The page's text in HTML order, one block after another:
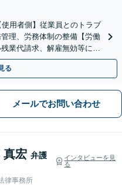
使用者側】従業員とのトラブ
理、労務体制の整備【労働
業代請求、解雇無効等に対
る
メールでお問い合わせ
真宏 弁護
インタビューを見
る
律事務所